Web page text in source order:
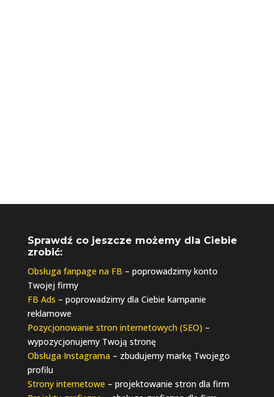
Sprawdź co jeszcze możemy dla Ciebie
zrobić:
Obsługa fanpage na FB – poprowadzimy konto
Twojej firmy
FB Ads – poprowadzimy dla Ciebie kampanie
reklamowe
Pozycjonowanie stron internetowych (SEO) –
wypozycjonujemy Twoją stronę
Obsługa Instagrama– zbudujemy markę Twojego
profilu
Strony internetowe – projektowanie stron dla firm